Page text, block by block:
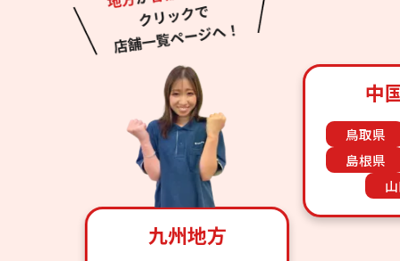
中
鳥取県
島根県
九州地方